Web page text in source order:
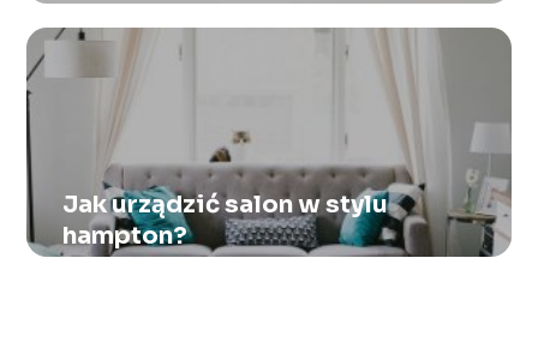
Jak urządzić salon w stylu
hampton?